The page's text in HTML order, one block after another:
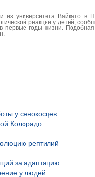
из университета Вайкато в
реакции у детей,
первые годы жизни. Подобная
у сенокосцев
Колорадо
рептилий
за адаптацию
у людей